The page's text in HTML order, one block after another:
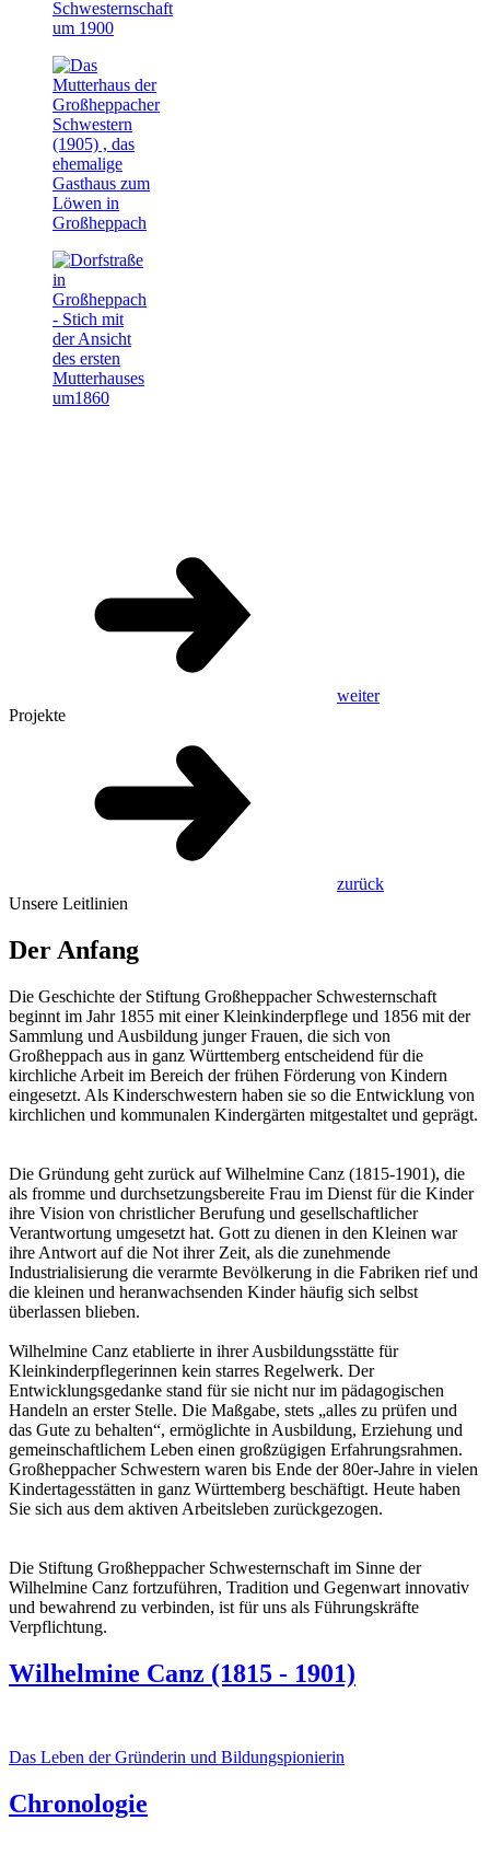
weiter
Projekte
zurück
Unsere Leitlinien
Der Anfang
Die Geschichte der Stiftung Großheppacher Schwesternschaft
beginnt im Jahr 1855 mit einer Kleinkinderpflege und 1856 mit der
Sammlung und Ausbildung junger Frauen, die sich von
Großheppach aus in ganz Württemberg entscheidend für die
kirchliche Arbeit im Bereich der frühen Förderung von Kindern
eingesetzt. Als Kinderschwestern haben sie so die Entwicklung von
kirchlichen und kommunalen Kindergärten mitgestaltet und geprägt.
Die Gründung geht zurück auf Wilhelmine Canz (1815-1901), die
als fromme und durchsetzungsbereite Frau im Dienst für die Kinder
ihre Vision von christlicher Berufung und gesellschaftlicher
Verantwortung umgesetzt hat. Gott zu dienen in den Kleinen war
ihre Antwort auf die Not ihrer Zeit, als die zunehmende
Industrialisierung die verarmte Bevölkerung in die Fabriken rief und
die kleinen und heranwachsenden Kinder häufig sich selbst
überlassen blieben.
Wilhelmine Canz etablierte in ihrer Ausbildungsstätte für
Kleinkinderpflegerinnen kein starres Regelwerk. Der
Entwicklungsgedanke stand für sie nicht nur im pädagogischen
Handeln an erster Stelle. Die Maßgabe, stets „alles zu prüfen und
das Gute zu behalten“, ermöglichte in Ausbildung, Erziehung und
gemeinschaftlichem Leben einen großzügigen Erfahrungsrahmen.
Großheppacher Schwestern waren bis Ende der 80er-Jahre in vielen
Kindertagesstätten in ganz Württemberg beschäftigt. Heute haben
Sie sich aus dem aktiven Arbeitsleben zurückgezogen.
Die Stiftung Großheppacher Schwesternschaft im Sinne der
Wilhelmine Canz fortzuführen, Tradition und Gegenwart innovativ
und bewahrend zu verbinden, ist für uns als Führungskräfte
Verpflichtung.
Wilhelmine Canz (1815 - 1901)
Das Leben der Gründerin und Bildungspionierin
Chronologie